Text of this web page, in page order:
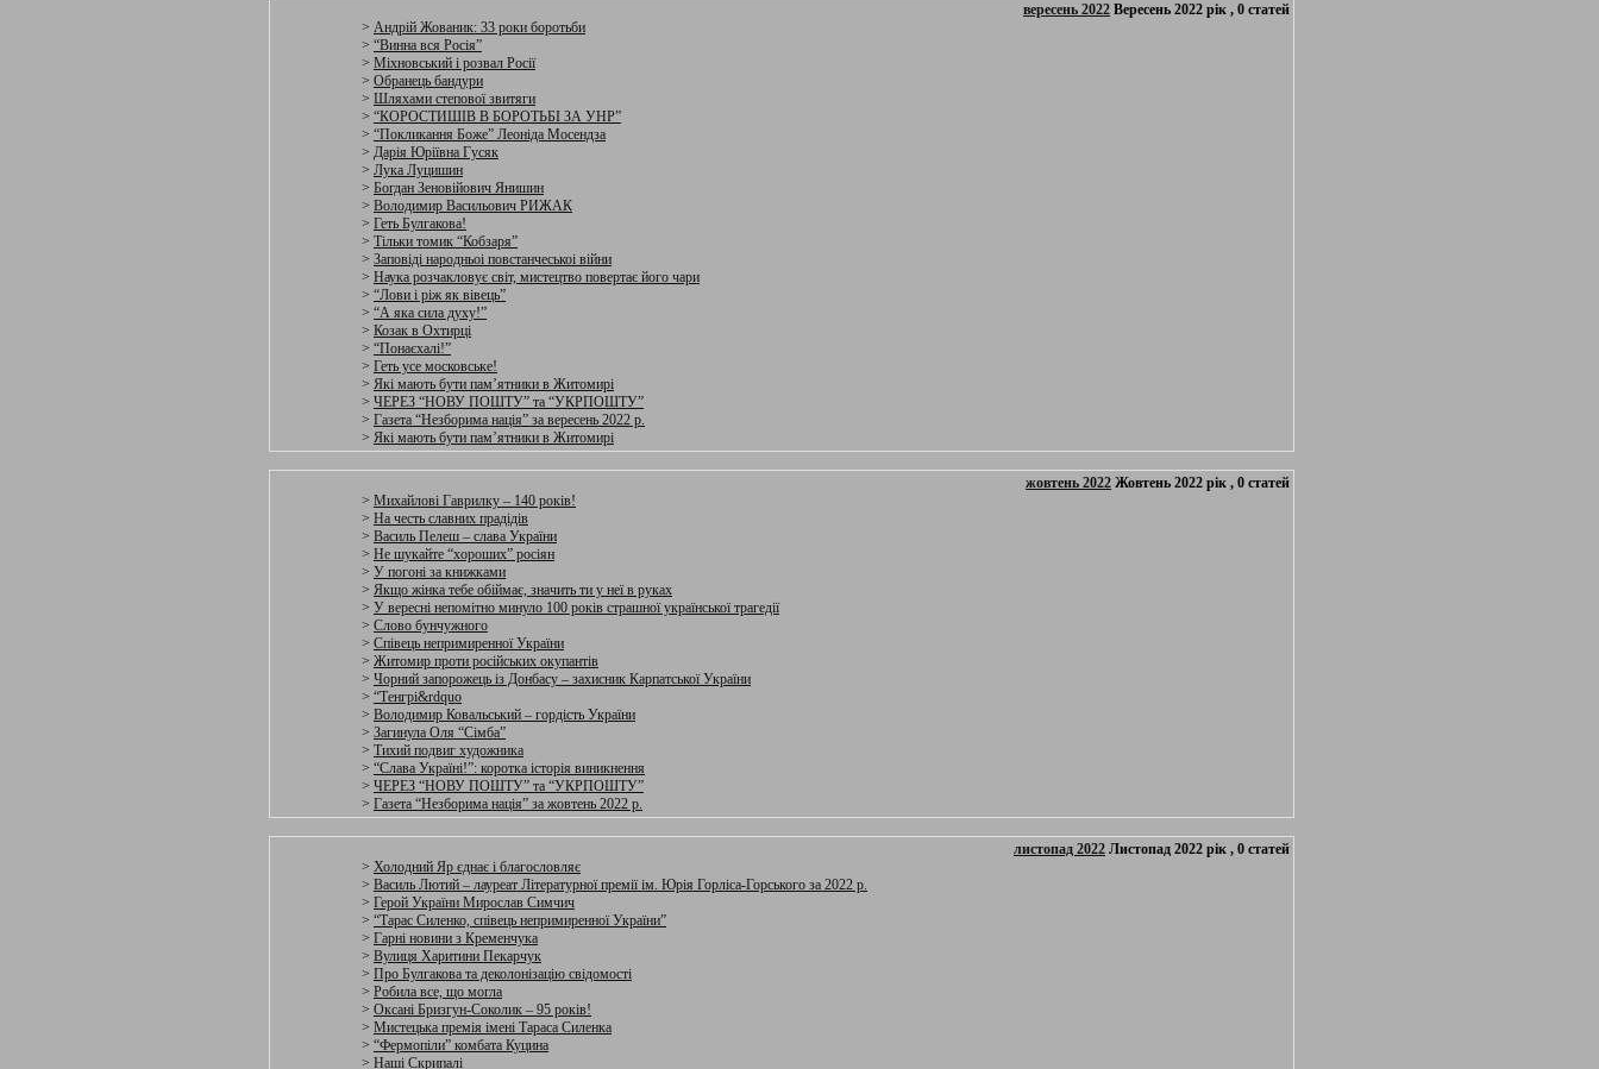
вересень 2022 Вересень 2022 рік , 0 статей
> Андрій Жованик: 33 роки боротьби
> “Винна вся Росія”
> Міхновський і розвал Росії
> Обранець бандури
> Шляхами степової звитяги
> “КОРОСТИШІВ В БОРОТЬБІ ЗА УНР”
> “Покликання Боже” Леоніда Мосендза
> Дарія Юріївна Гусяк
> Лука Луцишин
> Богдан Зеновійович Янишин
> Володимир Васильович РИЖАК
> Геть Булгакова!
> Тільки томик “Кобзаря”
> Заповіді народньоі повстанчеськоі війни
> Наука розчакловує світ, мистецтво повертає його чари
> “Лови і ріж як вівець”
> “А яка сила духу!”
> Козак в Охтирці
> “Понаєхалі!”
> Геть усе московське!
> Які мають бути пам’ятники в Житомирі
> ЧЕРЕЗ “НОВУ ПОШТУ” та “УКРПОШТУ”
> Газета “Незборима нація” за вересень 2022 р.
> Які мають бути пам’ятники в Житомирі
жовтень 2022 Жовтень 2022 рік , 0 статей
> Михайлові Гаврилку – 140 років!
> На честь славних прадідів
> Василь Пелеш – слава України
> Не шукайте “хороших” росіян
> У погоні за книжками
> Якщо жінка тебе обіймає, значить ти у неї в руках
> У вересні непомітно минуло 100 років страшної української трагедії
> Слово бунчужного
> Співець непримиренної України
> Житомир проти російських окупантів
> Чорний запорожець із Донбасу – захисник Карпатської України
> “Тенгрі&rdquo
> Володимир Ковальський – гордість України
> Загинула Оля “Сімба”
> Тихий подвиг художника
> “Слава Україні!”: коротка історія виникнення
> ЧЕРЕЗ “НОВУ ПОШТУ” та “УКРПОШТУ”
> Газета “Незборима нація” за жовтень 2022 р.
листопад 2022 Листопад 2022 рік , 0 статей
> Холодний Яр єднає і благословляє
> Василь Лютий – лауреат Літературної премії ім. Юрія Горліса-Горського за 2022 р.
> Герой України Мирослав Симчич
> “Тарас Силенко, співець непримиренної України”
> Гарні новини з Кременчука
> Вулиця Харитини Пекарчук
> Про Булгакова та деколонізацію свідомості
> Робила все, що могла
> Оксані Бризгун-Соколик – 95 років!
> Мистецька премія імені Тараса Силенка
> “Фермопіли” комбата Куцина
> Наші Скрипалі